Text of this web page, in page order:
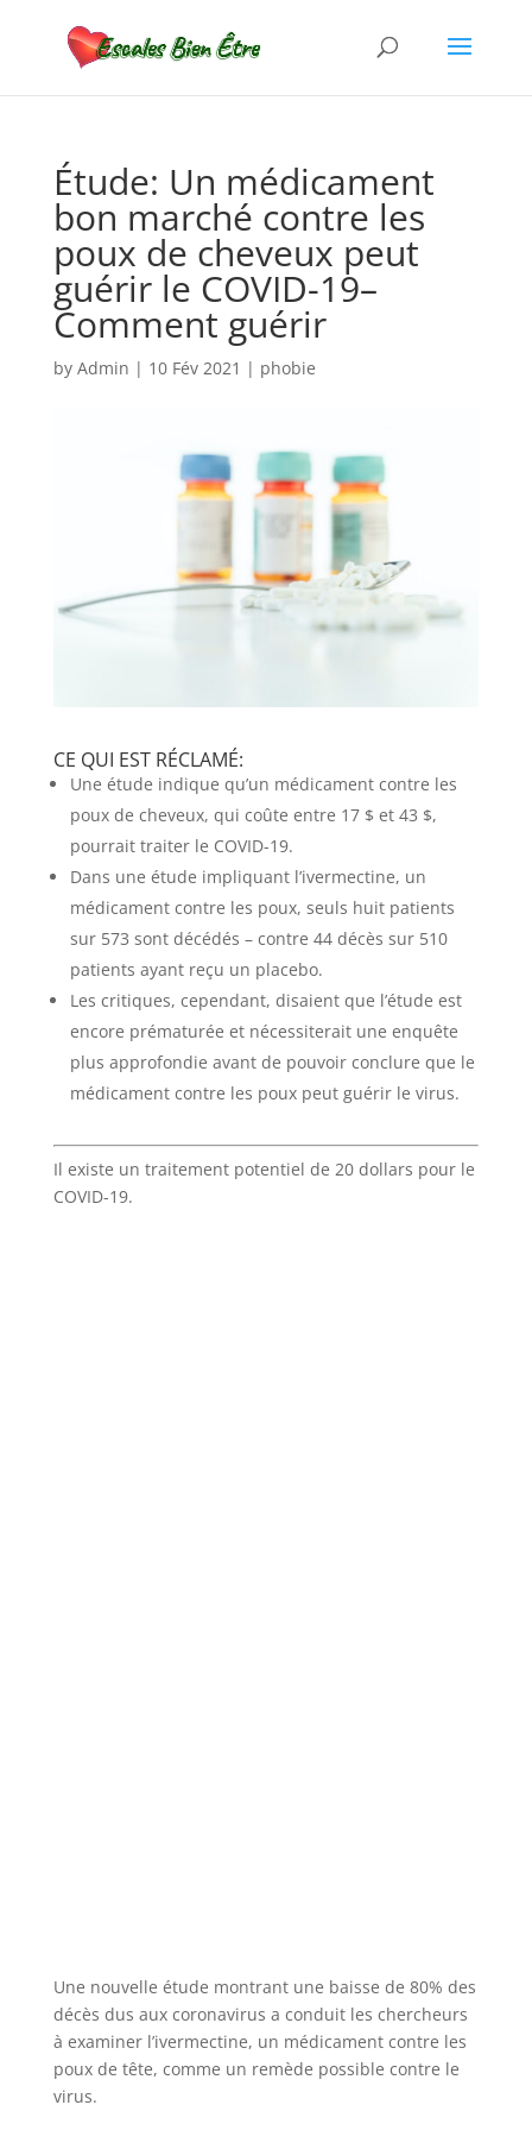
Étude: Un médicament
bon marché contre les
poux de cheveux peut
guérir le COVID-19–
Comment guérir
by Admin | 10 Fév 2021 | phobie
CE QUI EST RÉCLAMÉ:
Une étude indique qu’un médicament contre les
poux de cheveux, qui coûte entre 17 $ et 43 $,
pourrait traiter le COVID-19.
Dans une étude impliquant l’ivermectine, un
médicament contre les poux, seuls huit patients
sur 573 sont décédés – contre 44 décès sur 510
patients ayant reçu un placebo.
Les critiques, cependant, disaient que l’étude est
encore prématurée et nécessiterait une enquête
plus approfondie avant de pouvoir conclure que le
médicament contre les poux peut guérir le virus.
Il existe un traitement potentiel de 20 dollars pour le
COVID-19.
Une nouvelle étude montrant une baisse de 80% des
décès dus aux coronavirus a conduit les chercheurs
à examiner l’ivermectine, un médicament contre les
poux de tête, comme un remède possible contre le
virus.